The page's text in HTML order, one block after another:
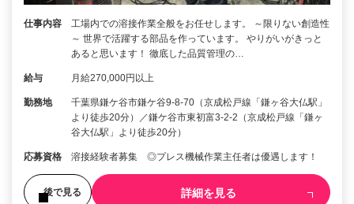
仕事内容
工場内での溶接作業全般をお任せします。 ～限りない創造性
～ 世界で活躍する部品を作っています。 やりがいがきっと
あると思います！ 徹底した品質管理の…
給与 月給270,000円以上
勤務地
千葉県鎌ケ谷市鎌ケ谷9-8-70（京成松戸線「鎌ヶ谷大仏駅」
より徒歩20分）／鎌ケ谷市東初富3-2-2（京成松戸線「鎌ヶ
谷大仏駅」より徒歩20分）
応募資格 溶接経験者募集 ◎プレス機械作業主任者は優遇します！
後で見る 詳細を見る